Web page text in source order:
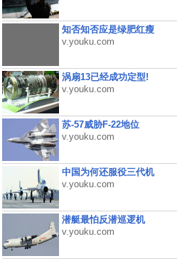
知否知否应是绿肥红瘦
v.youku.com
涡扇13已经成功定型!
v.youku.com
苏-57威胁F-22地位
v.youku.com
中国为何还服役三代机
v.youku.com
潜艇最怕反潜巡逻机
v.youku.com